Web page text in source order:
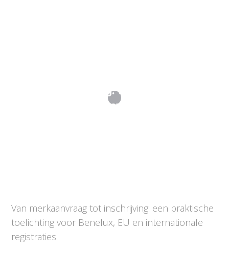
Merkinschrijving: van aanvraag tot
ingeschreven merk
Van merkaanvraag tot inschrijving: een praktische
toelichting voor Benelux, EU en internationale
registraties.